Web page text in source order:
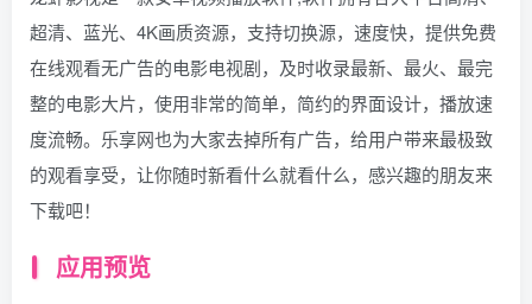
超清、蓝光、4K画质资源，支持切换源，速度快，提供免费
在线观看无广告的电影电视剧，及时收录最新、最火、最完
整的电影大片，使用非常的简单，简约的界面设计，播放速
度流畅。乐享网也为大家去掉所有广告，给用户带来最极致
的观看享受，让你随时新看什么就看什么，感兴趣的朋友来
下载吧！
应用预览